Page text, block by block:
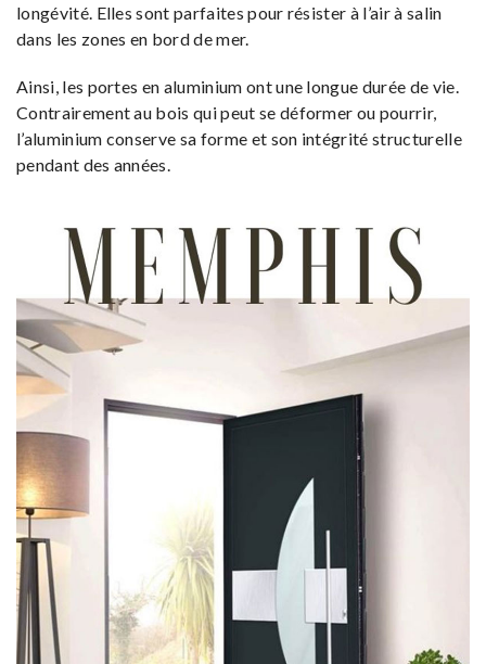
longévité. Elles sont parfaites pour résister à l’air à salin
dans les zones en bord de mer.
Ainsi, les portes en aluminium ont une longue durée de vie.
Contrairement au bois qui peut se déformer ou pourrir,
l’aluminium conserve sa forme et son intégrité structurelle
pendant des années.